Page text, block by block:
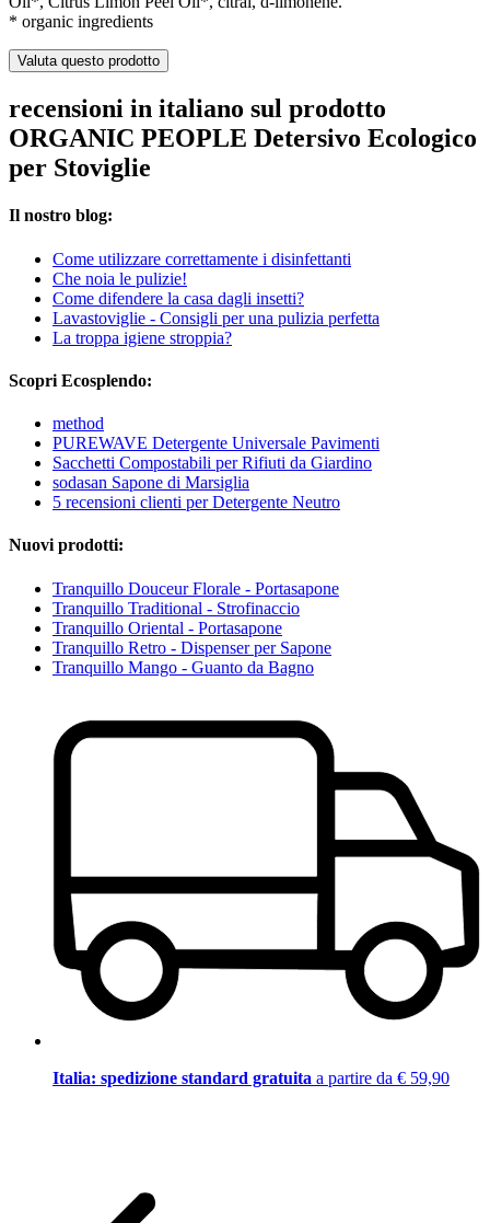
* organic ingredients
Valuta questo prodotto
recensioni in italiano sul prodotto
ORGANIC PEOPLE Detersivo Ecologico
per Stoviglie
Il nostro blog:
Come utilizzare correttamente i disinfettanti
Che noia le pulizie!
Come difendere la casa dagli insetti?
Lavastoviglie - Consigli per una pulizia perfetta
La troppa igiene stroppia?
Scopri Ecosplendo:
method
PUREWAVE Detergente Universale Pavimenti
Sacchetti Compostabili per Rifiuti da Giardino
sodasan Sapone di Marsiglia
5 recensioni clienti per Detergente Neutro
Nuovi prodotti:
Tranquillo Douceur Florale - Portasapone
Tranquillo Traditional - Strofinaccio
Tranquillo Oriental - Portasapone
Tranquillo Retro - Dispenser per Sapone
Tranquillo Mango - Guanto da Bagno
Italia: spedizione standard gratuita a partire da € 59,90